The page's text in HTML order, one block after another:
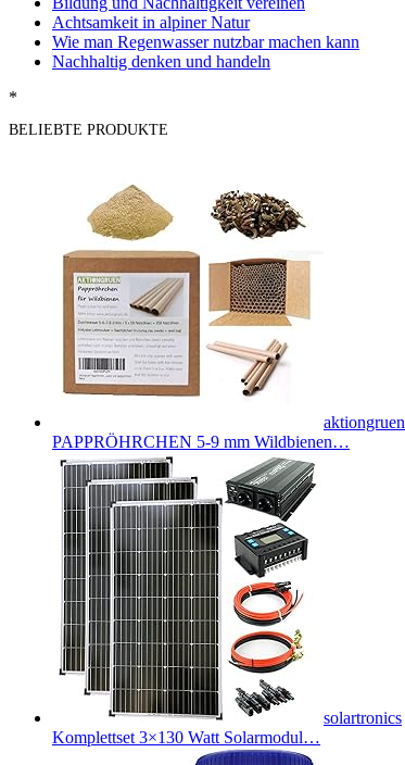
Achtsamkeit in alpiner Natur
Wie man Regenwasser nutzbar machen kann
Nachhaltig denken und handeln
*
BELIEBTE PRODUKTE
aktiongruen
PAPPRÖHRCHEN 5-9 mm Wildbienen…
solartronics
Komplettset 3×130 Watt Solarmodul…